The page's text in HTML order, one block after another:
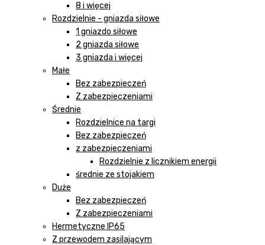
8 i więcej
Rozdzielnie - gniazda siłowe
1 gniazdo siłowe
2 gniazda siłowe
3 gniazda i więcej
Małe
Bez zabezpieczeń
Z zabezpieczeniami
Średnie
Rozdzielnice na targi
Bez zabezpieczeń
z zabezpieczeniami
Rozdzielnie z licznikiem energii
średnie ze stojakiem
Duże
Bez zabezpieczeń
Z zabezpieczeniami
Hermetyczne IP65
Z przewodem zasilającym